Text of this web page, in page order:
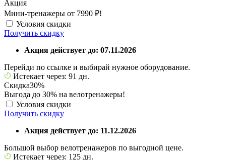
Акция
Мини-тренажеры от 7990 ₽!
Условия скидки
Получить скидку
Акция действует до: 07.11.2026
Перейди по ссылке и выбирай нужное оборудование.
Истекает через: 91 дн.
Скидка30%
Выгода до 30% на велотренажеры!
Условия скидки
Получить скидку
Акция действует до: 11.12.2026
Большой выбор велотренажеров по выгодной цене.
Истекает через: 125 дн.